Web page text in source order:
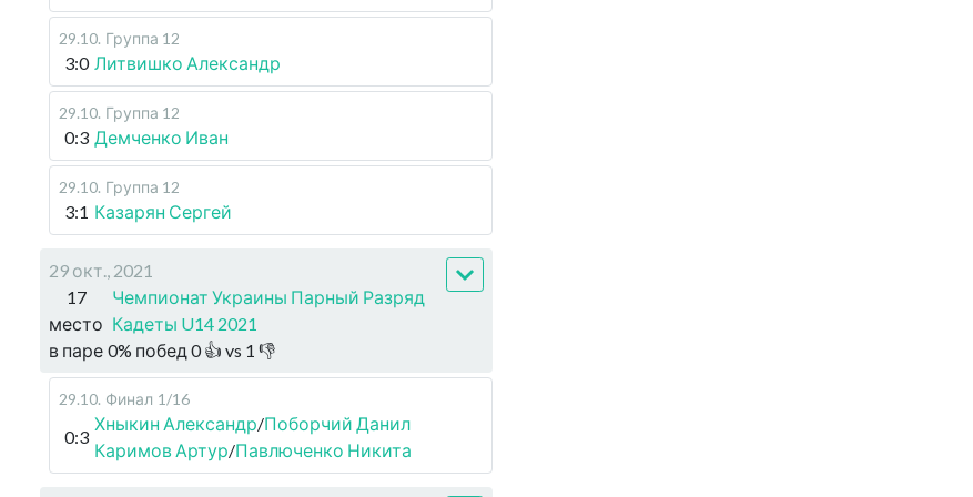
29.10. Группа 12
3:0 Литвишко Александр
29.10. Группа 12
0:3 Демченко Иван
29.10. Группа 12
3:1 Казарян Сергей
29 окт., 2021
17
место
Чемпионат Украины Парный Разряд
Кадеты U14 2021
в паре 0% побед 0👍 vs 1 👎
29.10. Финал 1/16
0:3
Хныкин Александр/Поборчий Данил
Каримов Артур/Павлюченко Никита